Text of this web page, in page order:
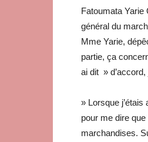
Fatoumata
général du
Mme Yarie,
partie, ça
ai dit »
» Lorsque
pour me dire
marchandises.